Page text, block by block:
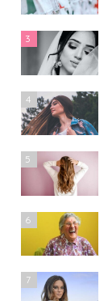
3
4
5
6
7